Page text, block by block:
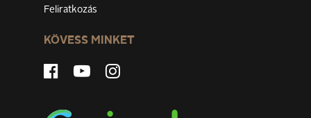
Feliratkozás
KÖVESS MINKET